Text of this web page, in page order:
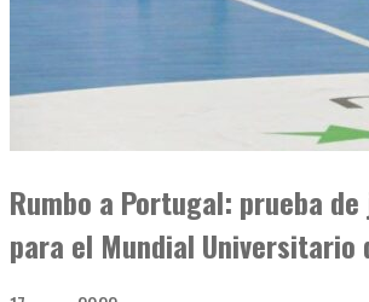
Rumbo a Portugal: prueba
para el Mundial Universitario